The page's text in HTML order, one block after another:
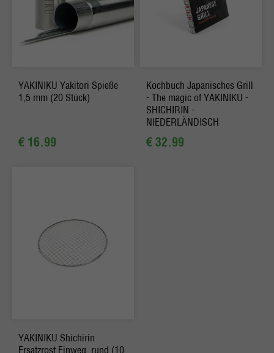
YAKINIKU Yakitori Spieße
1,5 mm (20 Stück)
€ 16.99
Kochbuch Japanisches Grill
- The magic of YAKINIKU -
SHICHIRIN -
NIEDERLÄNDISCH
€ 32.99
YAKINIKU Shichirin
Ersatzrost Einweg, rund (10